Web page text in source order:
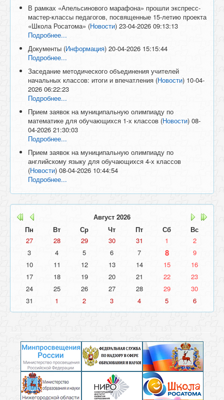
В рамках «Апельсинового марафона» прошли экспресс-
мастер-классы педагогов, посвященные 15-летию проекта
«Школа Росатома» (Новости) 23-04-2026 09:13:13
Подробнее...
Документы (Информация) 20-04-2026 15:15:44
Подробнее...
Заседание методического объединения учителей
начальных классов: итоги и впечатления (Новости) 10-04-
2026 06:22:23
Подробнее...
Прием заявок на муниципальную олимпиаду по
математике для обучающихся 1-х классов (Новости) 08-
04-2026 21:30:03
Подробнее...
Прием заявок на муниципальную олимпиаду по
английскому языку для обучающихся 4-х классов
(Новости) 08-04-2026 10:44:54
Подробнее...
Август 2026
Пн
Вт Ср Чт Пт Сб
Вс
27
28 29 30 31 1
2
3
4 5 6 7 8
9
10
11 12 13 14 15
16
17
18 19 20 21 22
23
24
25 26 27 28 29
30
31
1 2 3 4 5 6